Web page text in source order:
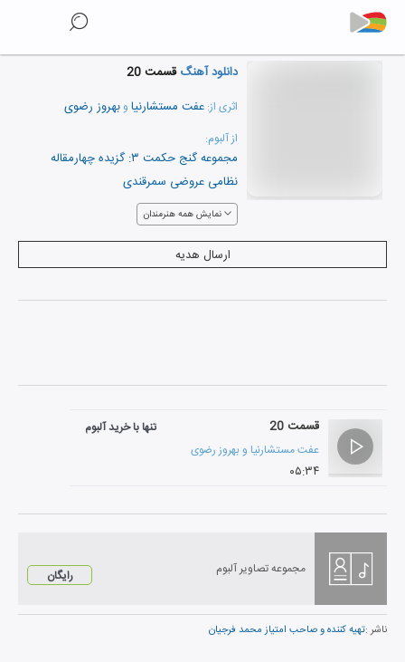
دانلود آهنگقسمت 20
اثری از: عفت مستشارنیا و بهروز رضوی
از آلبوم:
مجموعه گنج حکمت ۳: گزیده چهارمقاله
نظامی عروضی سمرقندی
نمایش همه هنرمندان
ارسال هدیه
قسمت 20
عفت مستشارنیا و بهروز رضوی
۰۵:۳۴
تنها با خرید آلبوم
مجموعه تصاویر آلبوم رایگان
ناشر :تهيه كننده و صاحب امتياز محمد فرجيان